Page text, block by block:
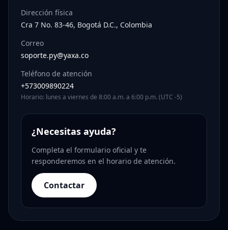
Dirección física
Cra 7 No. 83-46, Bogotá D.C., Colombia
Correo
soporte.py@yaxa.co
Teléfono de atención
+573009890224
Horario: lunes a viernes de 8:00 a.m. a 6:00 p.m. (UTC -5)
¿Necesitas ayuda?
Completa el formulario oficial y te
responderemos en el horario de atención.
Contactar